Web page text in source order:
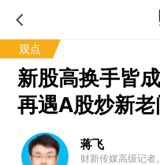
观点
新股高换手皆
再遇A股炒新
蒋飞
财新传媒高级记者。